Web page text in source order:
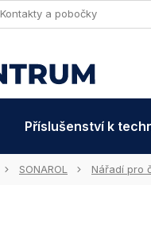
Kontakty a pobočky
Příslušenství k
SONAROL Nářadí pro